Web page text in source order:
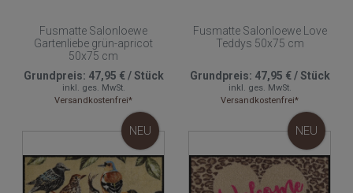
Fusmatte Salonloewe
Gartenliebe grün-apricot
50x75 cm
Grundpreis: 47,95 €/Stück
inkl. ges. MwSt.
Versandkostenfrei*
Fusmatte Salonloewe Love
Teddys 50x75 cm
Grundpreis: 47,95 €/Stück
inkl. ges. MwSt.
Versandkostenfrei*
NEU NEU